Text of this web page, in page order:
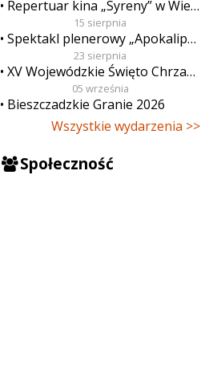
Repertuar kina „Syreny” w Wieluniu w dn. od 7 do 13 sierpnia
15 sierpnia
Spektakl plenerowy „Apokalipsa”
23 sierpnia
XV Wojewódzkie Święto Chrzanu
05 września
Bieszczadzkie Granie 2026
Wszystkie wydarzenia >>
Społeczność